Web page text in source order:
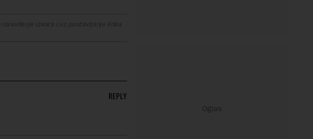
izvora i uz postavljanje linka
REPLY